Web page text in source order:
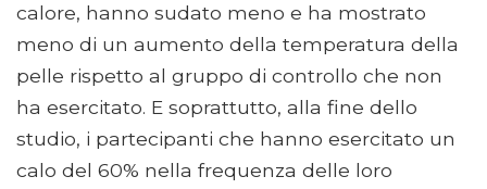
calore, hanno sudato meno e ha mostrato
meno di un aumento della temperatura della
pelle rispetto al gruppo di controllo che non
ha esercitato. E soprattutto, alla fine dello
studio, i partecipanti che hanno esercitato un
calo del 60% nella frequenza delle loro